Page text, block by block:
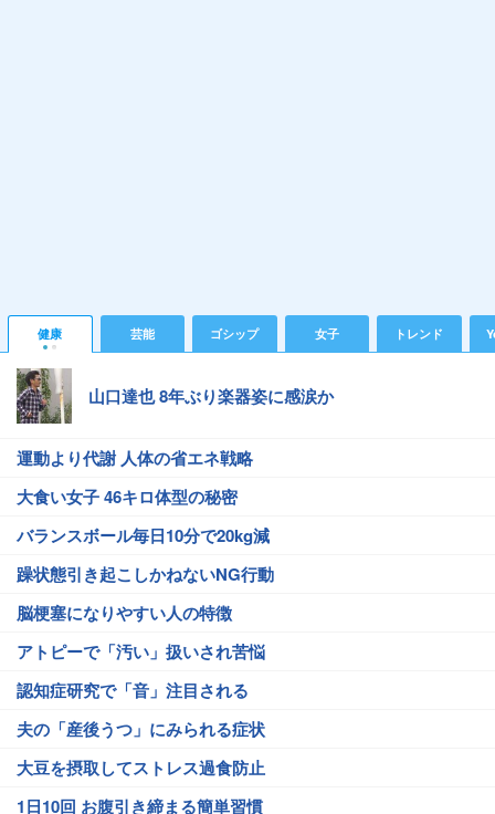
健康 芸能 ゴシップ 女子 トレンド
山口達也 8年ぶり楽器姿に感涙か
運動より代謝 人体の省エネ戦略
大食い女子 46キロ体型の秘密
バランスボール毎日10分で20kg減
躁状態引き起こしかねないNG行動
脳梗塞になりやすい人の特徴
アトピーで「汚い」扱いされ苦悩
認知症研究で「音」注目される
夫の「産後うつ」にみられる症状
大豆を摂取してストレス過食防止
1日10回 お腹引き締まる簡単習慣